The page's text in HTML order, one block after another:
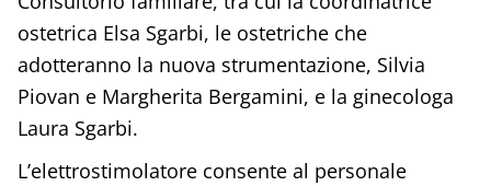
ostetrica Elsa Sgarbi, le ostetriche che
adotteranno la nuova strumentazione, Silvia
Piovan e Margherita Bergamini, e la ginecologa
Laura Sgarbi.
L’elettrostimolatore consente al personale